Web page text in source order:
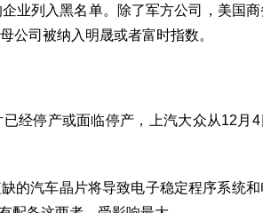
列入黑名单。除了军方公司，美国商
公司被纳入明晟或者富时指数。
停产或面临停产，上汽大众从12月4
汽车晶片将导致电子稳定程序系统和